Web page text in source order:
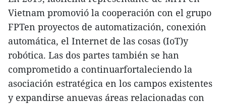
Vietnam promovió la cooperación con el grupo
FPTen proyectos de automatización, conexión
automática, el Internet de las cosas (IoT)y
robótica. Las dos partes también se han
comprometido a continuarfortaleciendo la
asociación estratégica en los campos existentes
y expandirse anuevas áreas relacionadas con